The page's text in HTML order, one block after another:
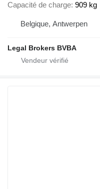
Capacité de charge 909 kg
Belgique, Antwerpen
Legal Brokers BVBA